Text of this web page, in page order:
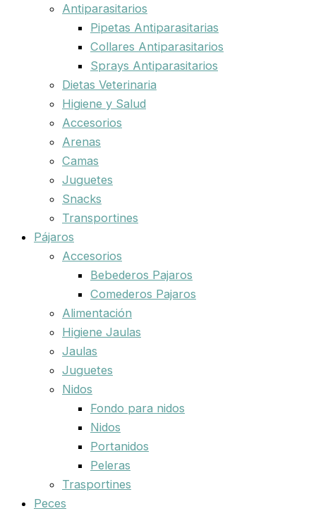
Antiparasitarios
Pipetas Antiparasitarias
Collares Antiparasitarios
Sprays Antiparasitarios
Dietas Veterinaria
Higiene y Salud
Accesorios
Arenas
Camas
Juguetes
Snacks
Transportines
Pájaros
Accesorios
Bebederos Pajaros
Comederos Pajaros
Alimentación
Higiene Jaulas
Jaulas
Juguetes
Nidos
Fondo para nidos
Nidos
Portanidos
Peleras
Trasportines
Peces